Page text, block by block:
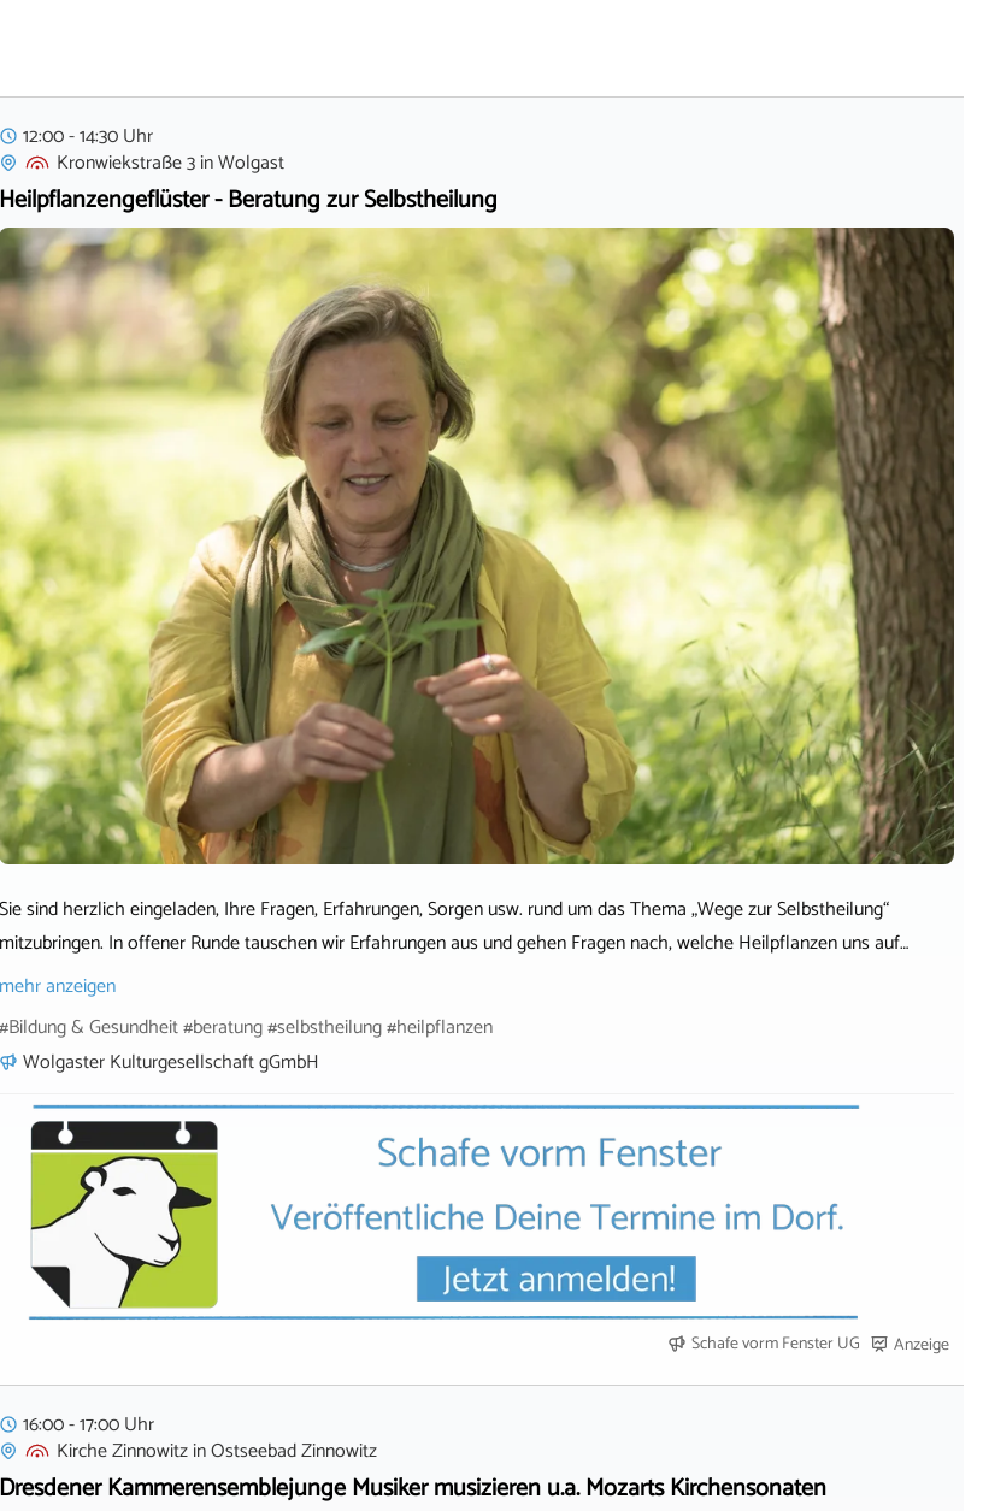
12:00 - 14:30 Uhr
Kronwiekstraße 3inWolgast
Heilpflanzengeflüster - Beratung zur Selbstheilung
Sie sind herzlich eingeladen, Ihre Fragen, Erfahrungen, Sorgen usw. rund um das Thema „Wege zur Selbstheilung“
mitzubringen. In offener Runde tauschen wir Erfahrungen aus und gehen Fragen nach, welche Heilpflanzen uns auf…
mehr anzeigen
#Bildung & Gesundheit #beratung #selbstheilung #heilpflanzen
Wolgaster Kulturgesellschaft gGmbH
Schafe vorm Fenster UG Anzeige
16:00 - 17:00 Uhr
Kirche ZinnowitzinOstseebad Zinnowitz
Dresdener Kammerensemblejunge Musiker musizieren u.a. Mozarts Kirchensonaten